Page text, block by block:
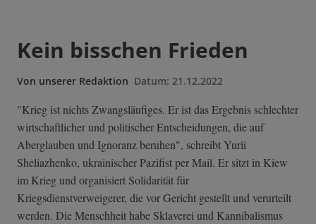
Kein bisschen Frieden
Von unserer Redaktion Datum: 21.12.2022
"Krieg ist nichts Zwangsläufiges. Er ist das Ergebnis schlechter
wirtschaftlicher und politischer Entscheidungen, die auf
Aberglauben und Ignoranz beruhen", schreibt Yurii
Sheliazhenko, ukrainischer Pazifist per Mail. Er sitzt in Kiew
im Krieg und organisiert Solidarität für
Kriegsdienstverweigerer, die vor Gericht gestellt und verurteilt
werden. Die Menschheit habe Sklaverei und Kannibalismus